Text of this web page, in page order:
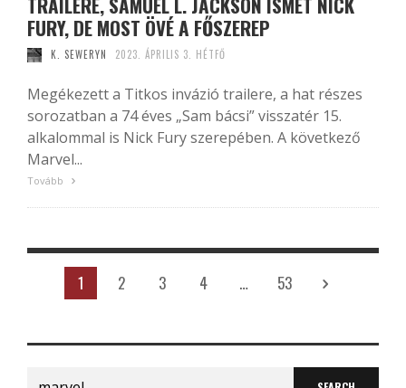
FURY, DE MOST ÖVÉ A FŐSZEREP
K. SEWERYN 2023. ÁPRILIS 3. HÉTFŐ
Megékezett a Titkos invázió trailere, a hat részes
sorozatban a 74 éves „Sam bácsi” visszatér 15.
alkalommal is Nick Fury szerepében. A következő
Marvel...
Tovább
1 2 3 4 … 53